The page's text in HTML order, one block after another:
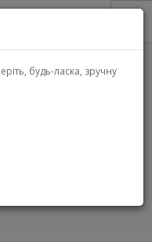
будь-ласка, зручну
IPHONE